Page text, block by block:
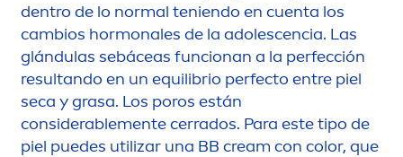
dentro de lo normal teniendo en cuenta los
cambios hormonales de la adolescencia. Las
glándulas sebáceas funcionan a la perfección
resultando en un equilibrio perfecto entre piel
seca y grasa. Los poros están
considerablemente cerrados. Para este tipo de
piel puedes utilizar una BB cream con color, que